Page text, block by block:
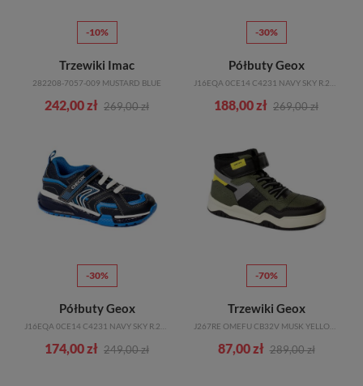
-10%
Trzewiki Imac
282208-7057-009 MUSTARD BLUE
242,00 zł 269,00 zł
-30%
Półbuty Geox
188,00 zł 269,00 zł
-30%
Półbuty Geox
174,00 zł 249,00 zł
-70%
Trzewiki Geox
J267RE OMEFU CB32V MUSK YELLOW R.28-35
87,00 zł 289,00 zł